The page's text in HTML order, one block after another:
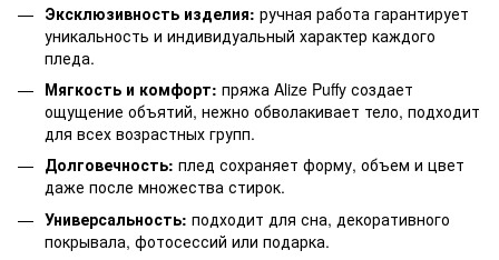
Эксклюзивность изделия: ручная работа гарантирует
уникальность и индивидуальный характер каждого
пледа.
Мягкость и комфорт: пряжа Alize Puffy создает
ощущение объятий, нежно обволакивает тело, подходит
для всех возрастных групп.
Долговечность: плед сохраняет форму, объем и цвет
даже после множества стирок.
Универсальность: подходит для сна, декоративного
покрывала, фотосессий или подарка.